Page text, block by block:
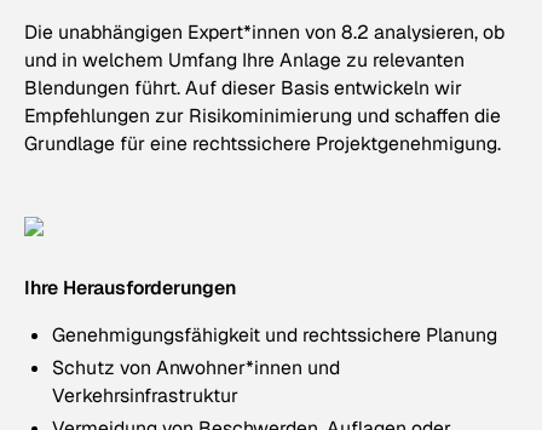
Die unabhängigen Expert*innen von 8.2 analysieren, ob
und in welchem Umfang Ihre Anlage zu relevanten
Blendungen führt. Auf dieser Basis entwickeln wir
Empfehlungen zur Risikominimierung und schaffen die
Grundlage für eine rechtssichere Projektgenehmigung.
Ihre Herausforderungen
Genehmigungsfähigkeit und rechtssichere Planung
Schutz von Anwohner*innen und
Verkehrsinfrastruktur